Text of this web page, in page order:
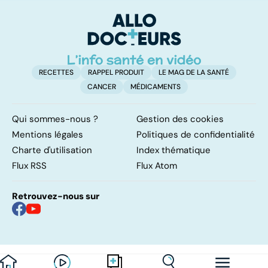
RECETTES RAPPEL PRODUIT
LE MAG DE LA SANTÉ
CANCER
MÉDICAMENTS
Qui sommes-nous ?
Gestion des cookies
Mentions légales
Politiques de confidentialité
Charte d'utilisation
Index thématique
Flux RSS
Flux Atom
Retrouvez-nous sur